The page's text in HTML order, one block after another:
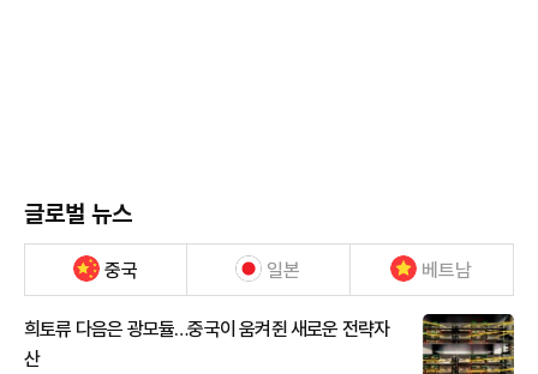
글로벌 뉴스
중국 일본 베트남
희토류 다음은 광모듈…중국이 움켜쥔 새로운 전략자
산